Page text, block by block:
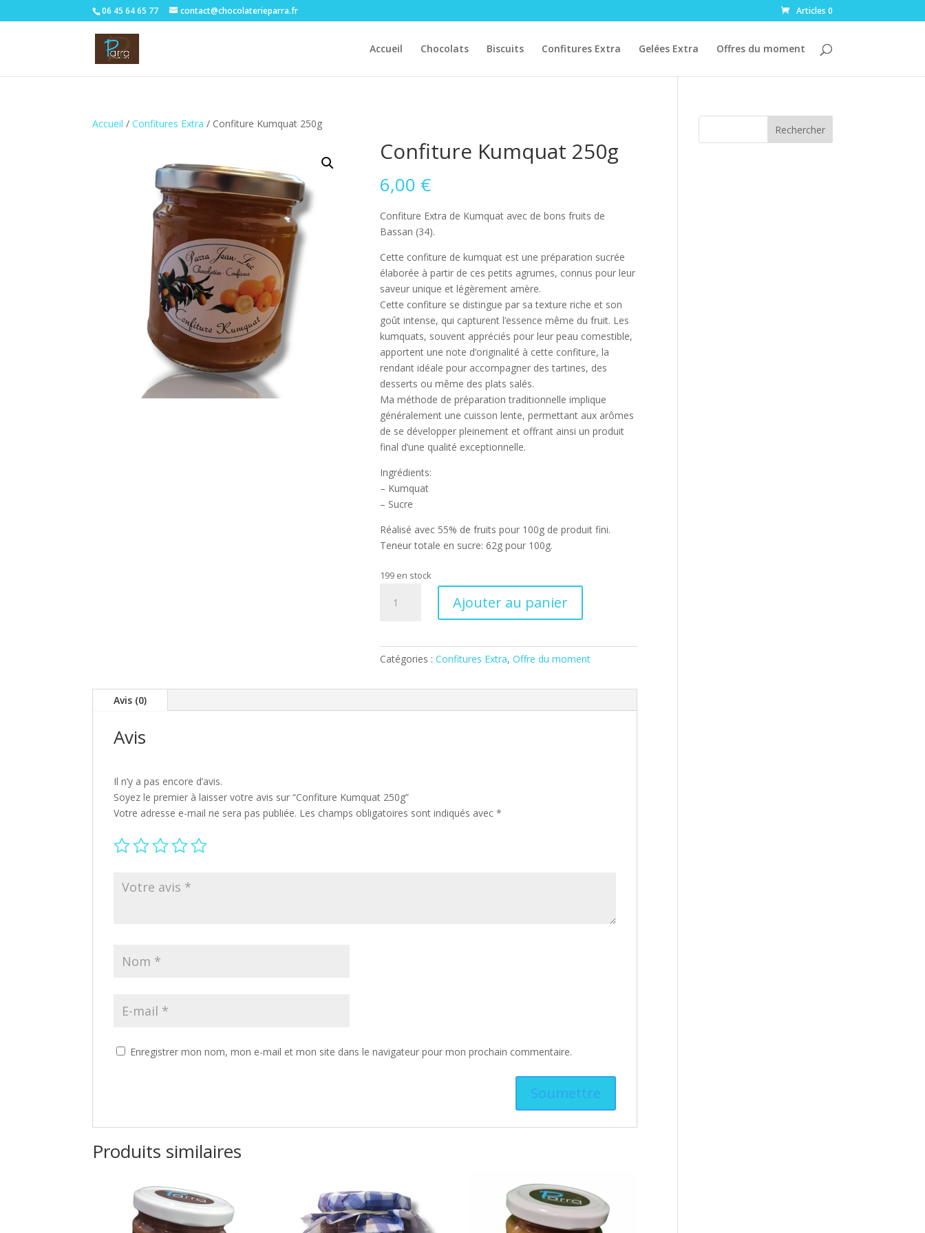
06 45 64 65 77 contact@chocolaterieparra.fr Articles 0
Accueil Chocolats Biscuits Confitures Extra Gelées Extra Offres du moment
Accueil /Confitures Extra / Confiture Kumquat 250g
Confiture Kumquat 250g
6,00 €
Confiture Extra de Kumquat avec de bons fruits de
Bassan (34).
Cette confiture de kumquat est une préparation sucrée
élaborée à partir de ces petits agrumes, connus pour leur
saveur unique et légèrement amère.
Cette confiture se distingue par sa texture riche et son
goût intense, qui capturent l’essence même du fruit. Les
kumquats, souvent appréciés pour leur peau comestible,
apportent une note d’originalité à cette confiture, la
rendant idéale pour accompagner des tartines, des
desserts ou même des plats salés.
Ma méthode de préparation traditionnelle implique
généralement une cuisson lente, permettant aux arômes
de se développer pleinement et offrant ainsi un produit
final d’une qualité exceptionnelle.
Ingrédients:
– Kumquat
– Sucre
Réalisé avec 55% de fruits pour 100g de produit fini.
Teneur totale en sucre: 62g pour 100g.
199 en stock
250g
Ajouter au panier
Catégories : Confitures Extra, Offre du moment
Avis (0)
Avis
Il n’y a pas encore d’avis.
Soyez le premier à laisser votre avis sur “Confiture Kumquat 250g”
Votre adresse e-mail ne sera pas publiée. Les champs obligatoires sont indiqués avec*
Enregistrer mon nom, mon e-mail et mon site dans le navigateur pour mon prochain commentaire.
Produits similaires
Rechercher